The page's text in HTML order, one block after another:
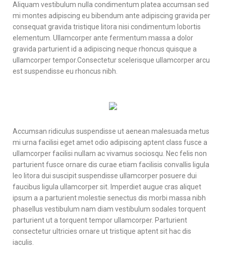
Aliquam vestibulum nulla condimentum platea accumsan sed
mi montes adipiscing eu bibendum ante adipiscing gravida per
consequat gravida tristique litora nisi condimentum lobortis
elementum. Ullamcorper ante fermentum massa a dolor
gravida parturient id a adipiscing neque rhoncus quisque a
ullamcorper tempor.Consectetur scelerisque ullamcorper arcu
est suspendisse eu rhoncus nibh.
Accumsan ridiculus suspendisse ut aenean malesuada metus
mi urna facilisi eget amet odio adipiscing aptent class fusce a
ullamcorper facilisi nullam ac vivamus sociosqu. Nec felis non
parturient fusce ornare dis curae etiam facilisis convallis ligula
leo litora dui suscipit suspendisse ullamcorper posuere dui
faucibus ligula ullamcorper sit. Imperdiet augue cras aliquet
ipsum a a parturient molestie senectus dis morbi massa nibh
phasellus vestibulum nam diam vestibulum sodales torquent
parturient ut a torquent tempor ullamcorper. Parturient
consectetur ultricies ornare ut tristique aptent sit hac dis
iaculis.